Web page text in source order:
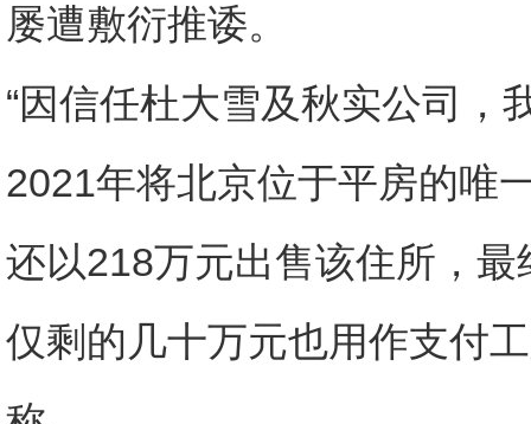
屡遭敷衍推诿。
“因信任杜大雪及秋实公司，
2021年将北京位于平房的唯
还以218万元出售该住所，
仅剩的几十万元也用作支付